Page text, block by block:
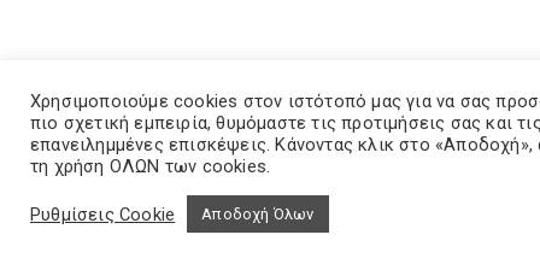
Χρησιμοποιούμε cookies στον ιστότοπό μας για να σας
πιο σχετική εμπειρία, θυμόμαστε τις προτιμήσεις σας και
επανειλημμένες επισκέψεις. Κάνοντας κλικ στο
τη χρήση ΟΛΩΝ των cookies.
Ρυθμίσεις Cookie Αποδοχή Όλων